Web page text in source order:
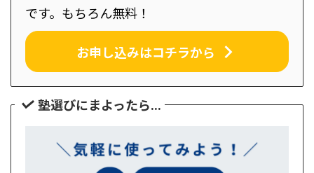
です。もちろん無料！
お申し込みはコチラから
塾選びにまよったら...